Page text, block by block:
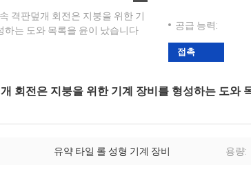
격판덮개 회전은 지붕을 위한 기
하는 도와 목록을 윤이 났습니다
공급 능력:
접촉
회전은 지붕을 위한 기계 장비를 형성하는 도와
유약 타일 롤 성형 기계 장비 용량: